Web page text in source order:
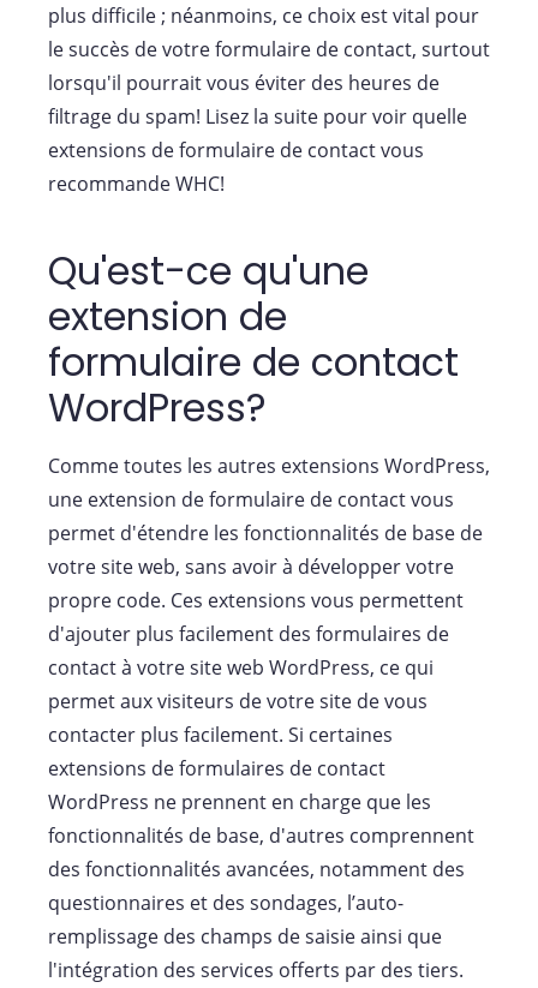
plus difficile ; néanmoins, ce choix est vital pour
le succès de votre formulaire de contact, surtout
lorsqu'il pourrait vous éviter des heures de
filtrage du spam! Lisez la suite pour voir quelle
extensions de formulaire de contact vous
recommande WHC!
Qu'est-ce qu'une
extension de
formulaire de contact
WordPress?
Comme toutes les autres extensions WordPress,
une extension de formulaire de contact vous
permet d'étendre les fonctionnalités de base de
votre site web, sans avoir à développer votre
propre code. Ces extensions vous permettent
d'ajouter plus facilement des formulaires de
contact à votre site web WordPress, ce qui
permet aux visiteurs de votre site de vous
contacter plus facilement. Si certaines
extensions de formulaires de contact
WordPress ne prennent en charge que les
fonctionnalités de base, d'autres comprennent
des fonctionnalités avancées, notamment des
questionnaires et des sondages, l’auto-
remplissage des champs de saisie ainsi que
l'intégration des services offerts par des tiers.